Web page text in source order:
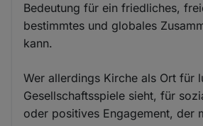
Bedeutung für ein friedliches,
bestimmtes und globales
kann.
Wer allerdings Kirche als Ort für
Gesellschaftsspiele sieht, für
oder positives Engagement, der